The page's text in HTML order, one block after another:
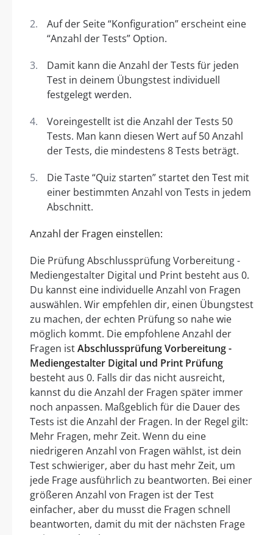
Auf der Seite “Konfiguration” erscheint eine
“Anzahl der Tests” Option.
Damit kann die Anzahl der Tests für jeden
Test in deinem Übungstest individuell
festgelegt werden.
Voreingestellt ist die Anzahl der Tests 50
Tests. Man kann diesen Wert auf 50 Anzahl
der Tests, die mindestens 8 Tests beträgt.
Die Taste “Quiz starten” startet den Test mit
einer bestimmten Anzahl von Tests in jedem
Abschnitt.
Anzahl der Fragen einstellen:
Die Prüfung Abschlussprüfung Vorbereitung -
Mediengestalter Digital und Print besteht aus 0.
Du kannst eine individuelle Anzahl von Fragen
auswählen. Wir empfehlen dir, einen Übungstest
zu machen, der echten Prüfung so nahe wie
möglich kommt. Die empfohlene Anzahl der
Fragen istAbschlussprüfung Vorbereitung -
Mediengestalter Digital und Print Prüfung
besteht aus 0. Falls dir das nicht ausreicht,
kannst du die Anzahl der Fragen später immer
noch anpassen. Maßgeblich für die Dauer des
Tests ist die Anzahl der Fragen. In der Regel gilt:
Mehr Fragen, mehr Zeit. Wenn du eine
niedrigeren Anzahl von Fragen wählst, ist dein
Test schwieriger, aber du hast mehr Zeit, um
jede Frage ausführlich zu beantworten. Bei einer
größeren Anzahl von Fragen ist der Test
einfacher, aber du musst die Fragen schnell
beantworten, damit du mit der nächsten Frage